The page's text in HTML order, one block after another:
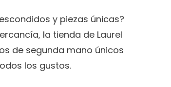
y piezas únicas?
la tienda de Laurel
de segunda mano únicos
los gustos.